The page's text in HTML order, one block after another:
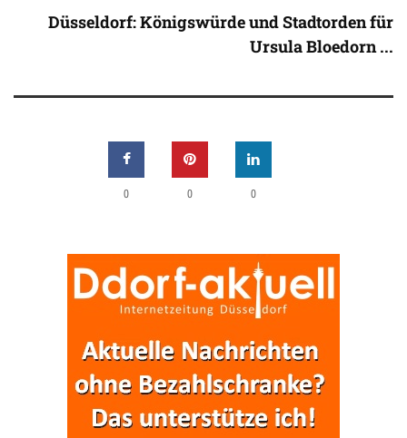
Düsseldorf: Königswürde und Stadtorden für
Ursula Bloedorn ...
0 0 0